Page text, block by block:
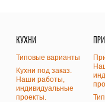
КУХНИ
Типовые варианты
Кухни под заказ.
Наши работы,
индивидуальные
проекты.